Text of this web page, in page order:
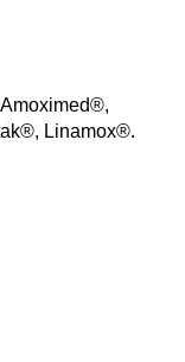
Linamox®.